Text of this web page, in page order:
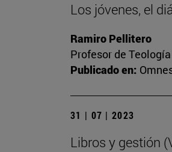
Los jóvenes, el
Ramiro Pellitero
Profesor de Teología
Publicado en:
31 | 07 | 2023
Libros y gestión